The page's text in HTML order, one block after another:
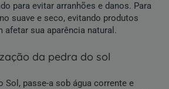
para evitar arranhões e danos. Para
suave e seco, evitando produtos
sua aparência natural.
da pedra do sol
Sol, passe-a sob água corrente e